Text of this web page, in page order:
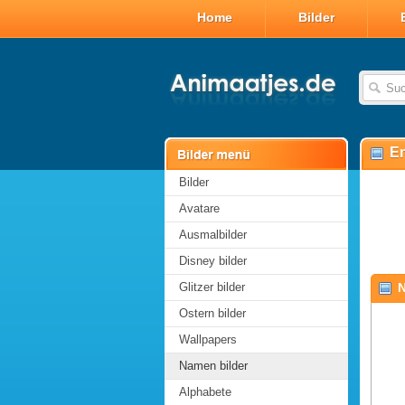
Home Bilder
Bilder
Avatare
Ausmalbilder
Disney bilder
Glitzer bilder
Ostern bilder
Wallpapers
Namen bilder
Alphabete